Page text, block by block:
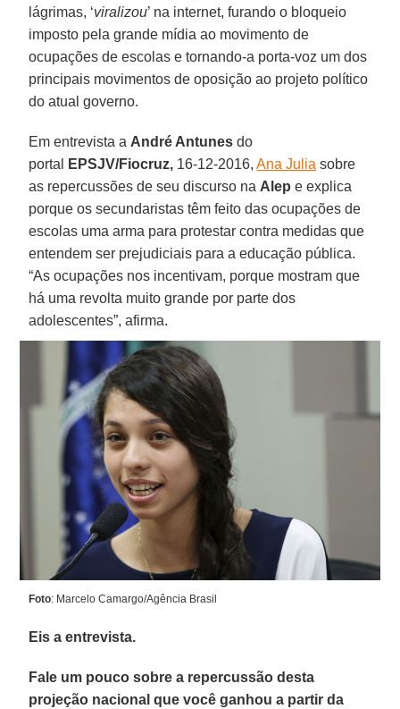
lágrimas, ‘viralizou’ na internet, furando o bloqueio
imposto pela grande mídia ao movimento de
ocupações de escolas e tornando-a porta-voz um dos
principais movimentos de oposição ao projeto político
do atual governo.
Em entrevista a André Antunes do
portal
EPSJV/Fiocruz, 16-12-2016,Ana Julia sobre
as repercussões de seu discurso na Alep e explica
porque os secundaristas têm feito das ocupações de
escolas uma arma para protestar contra medidas que
entendem ser prejudiciais para a educação pública.
“As ocupações nos incentivam, porque mostram que
há uma revolta muito grande por parte dos
adolescentes”, afirma.
Foto: Marcelo Camargo/Agência Brasil
Eis a entrevista.
Fale um pouco sobre a repercussão desta
projeção nacional que você ganhou a partir da